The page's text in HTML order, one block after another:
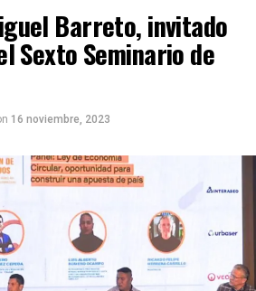
Barreto, invitado
Sexto Seminario de
16 noviembre, 2023